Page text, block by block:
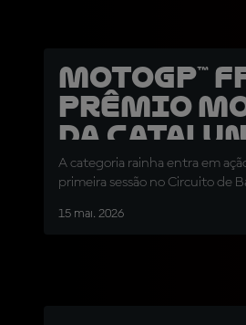
MotoGP™
Prêmio
da
A categoria rainha entra em
primeira sessão no Circuito de
15 mai. 2026